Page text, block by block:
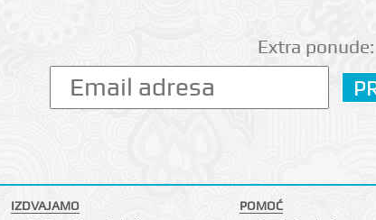
Extra ponude:
IZDVAJAMO
POMOĆ